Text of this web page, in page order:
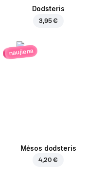
Dodsteris
3,95 €
naujiena
Mėsos dodsteris
4,20 €